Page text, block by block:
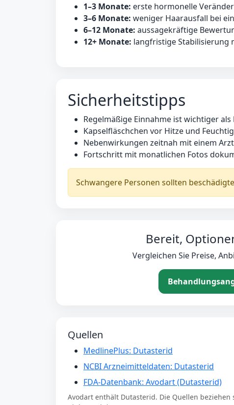
1–3 Monate: erste hormonelle
3–6 Monate: weniger Haarausfall bei
6–12 Monate: aussagekräftige
12+ Monate: langfristige Stabilisierung
Sicherheitstipps
Regelmäßige Einnahme ist wichtiger
Kapselfläschchen vor Hitze und
Nebenwirkungen zeitnah mit einem
Fortschritt mit monatlichen Fotos
Schwangere Personen sollten
Bereit,
Vergleichen Sie Preise,
Quellen
MedlinePlus: Dutasterid
NCBI Arzneimitteldaten: Dutasterid
FDA-Datenbank: Avodart (Dutasterid)
Avodart enthält Dutasterid. Die Quellen